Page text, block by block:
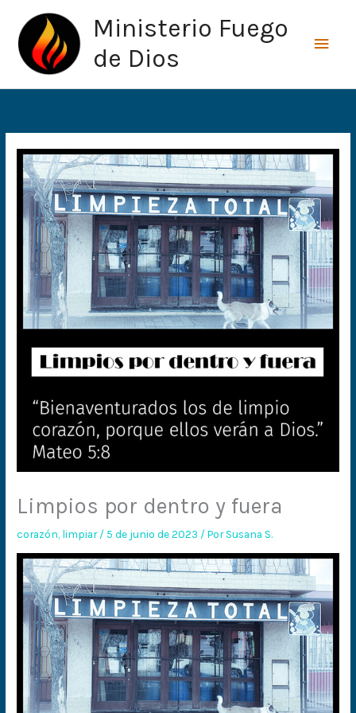
contenido
Ministerio Fuego
de Dios
Limpios por dentro y fuera
corazón, limpiar/ 5 de junio de 2023 / PorSusana S.